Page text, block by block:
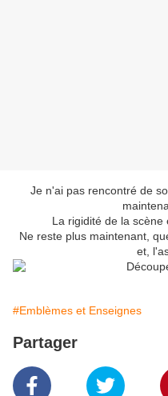
Je n'ai pas rencontré de
La rigidité de la scène
Ne reste plus maintenant,
et,
#Emblèmes et Enseignes
Partager